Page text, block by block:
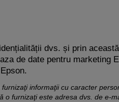
dvs. și prin
de date pentru marketing
informaţii cu caracter
o furnizaţi este adresa dvs. de e-